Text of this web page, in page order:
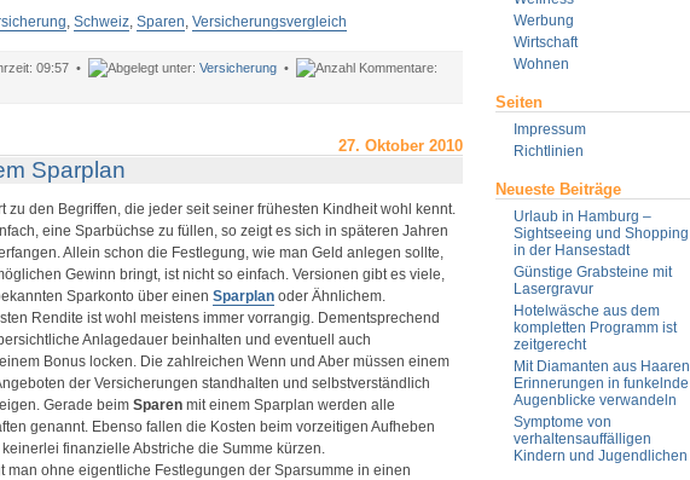
Werbung
Wirtschaft
Wohnen
Seiten
Impressum
Richtlinien
Neueste Beiträge
Urlaub in Hamburg –
Sightseeing und Shopping
in der Hansestadt
Günstige Grabsteine mit
Lasergravur
Hotelwäsche aus dem
kompletten Programm ist
zeitgerecht
Mit Diamanten aus Haaren
Erinnerungen in funkelnde
Augenblicke verwandeln
Symptome von
verhaltensauffälligen
Kindern und Jugendlichen
, Schweiz, Sparen, Versicherungsvergleich
09:57 • Versicherung•
27. Oktober 2010
Sparplan
zu den Begriffen, die jeder seit seiner frühesten Kindheit wohl kennt.
eine Sparbüchse zu füllen, so zeigt es sich in späteren Jahren
Allein schon die Festlegung, wie man Geld anlegen sollte,
Gewinn bringt, ist nicht so einfach. Versionen gibt es viele,
Sparkonto über einen Sparplanoder Ähnlichem.
Rendite ist wohl meistens immer vorrangig. Dementsprechend
Anlagedauer beinhalten und eventuell auch
Bonus locken. Die zahlreichen Wenn und Aber müssen einem
der Versicherungen standhalten und selbstverständlich
Gerade beim Sparen mit einem Sparplan werden alle
genannt. Ebenso fallen die Kosten beim vorzeitigen Aufheben
finanzielle Abstriche die Summe kürzen.
man ohne eigentliche Festlegungen der Sparsumme in einen